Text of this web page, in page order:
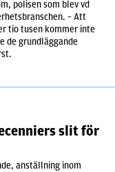
polisen som blev vd
– Att
tio tusen kommer inte
de grundläggande
slit för
anställning inom